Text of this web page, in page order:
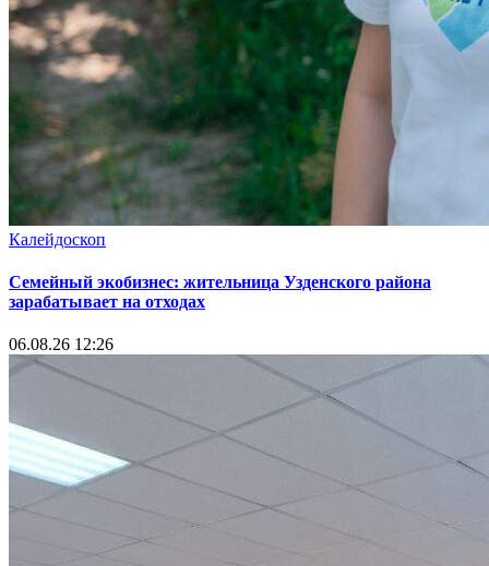
Калейдоскоп
Семейный экобизнес: жительница Узденского района
зарабатывает на отходах
06.08.26 12:26